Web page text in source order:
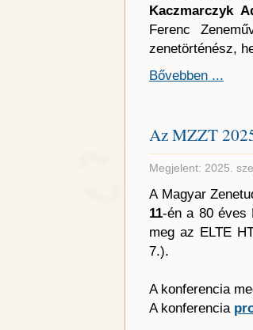
Kaczmarczyk
Ferenc
zenetörténész,
Bővebben ...
Az MZZT
Megjelent: 2025.
A Magyar
11-én a 80 éves
meg az ELTE
7.).
A konferencia
A konferencia